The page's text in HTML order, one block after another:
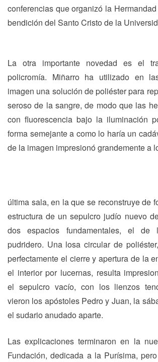
conferencias que organizó la
bendición del Santo Cristo de la
La otra importante novedad es el
policromía. Miñarro ha utilizado en
imagen una solución de poliéster para
seroso de la sangre, de modo que las
con fluorescencia bajo la iluminación
forma semejante a como lo haría un
de la imagen impresionó grandemente a
última sala, en la que se reconstruye de
estructura de un sepulcro judío nuevo
dos espacios fundamentales, el
pudridero. Una losa circular de
perfectamente el cierre y apertura de la
el interior por lucernas, resulta
el sepulcro vacío, con los lienzos
vieron los apóstoles Pedro y Juan, la
el sudario anudado aparte.
Las explicaciones terminaron en la
Fundación, dedicada a la Purísima,